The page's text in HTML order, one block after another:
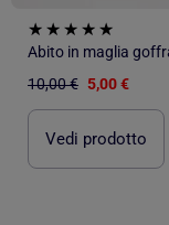
10,00 € 5,00 €
Vedi prodotto